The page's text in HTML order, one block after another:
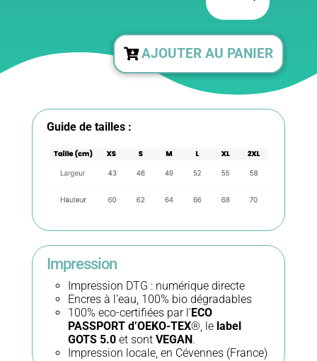
de
Tshirt
léger
femme
conversion
bio
-
AJOUTER AU PANIER
Guide de tailles :
Impression
Impression DTG : numérique directe
Encres à l’eau, 100% bio dégradables
100% eco-certifiées par l’ECO
PASSPORT d’OEKO-TEX®, le label
GOTS 5.0et sont VEGAN .
Impression locale, en Cévennes (France)